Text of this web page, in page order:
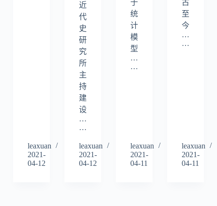
leaxuan
2021-
04-12
近
代
史
研
究
所
主
持
建
设
…
…
leaxuan
2021-
04-12
于
统
计
模
型
…
…
leaxuan
2021-
04-11
古
至
今
…
…
leaxuan
2021-
04-11